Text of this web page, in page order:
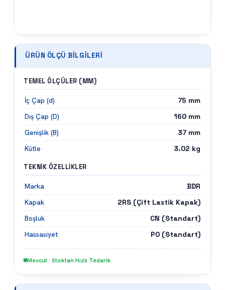
ÜRÜN ÖLÇÜ BILGILERI
TEMEL ÖLÇÜLER (MM)
İç Çap (d) 75 mm
Dış Çap (D)
160 mm
Genişlik (B)
37 mm
Kütle
3.02 kg
TEKNIK ÖZELLIKLER
Marka
BDR
Kapak
2RS (Çift Lastik Kapak)
Boşluk
CN (Standart)
Hassasiyet
P0 (Standart)
Mevcut · Stoktan Hızlı Tedarik